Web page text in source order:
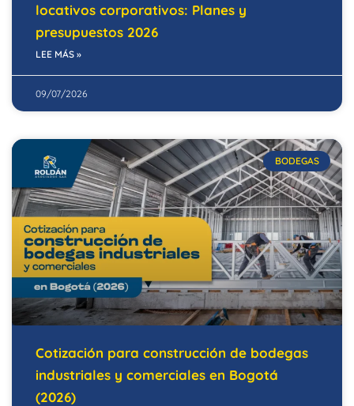
locativos corporativos: Planes y
presupuestos 2026
LEE MÁS »
09/07/2026
BODEGAS
Cotización para construcción de bodegas
industriales y comerciales en Bogotá
(2026)